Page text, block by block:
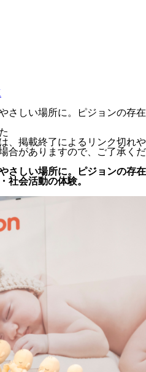
さしい場所に。ピジョンの存在
、掲載終了によるリンク切れや
合がありますので、ご了承くだ
さしい場所に。ピジョンの存在
社会活動の体験。